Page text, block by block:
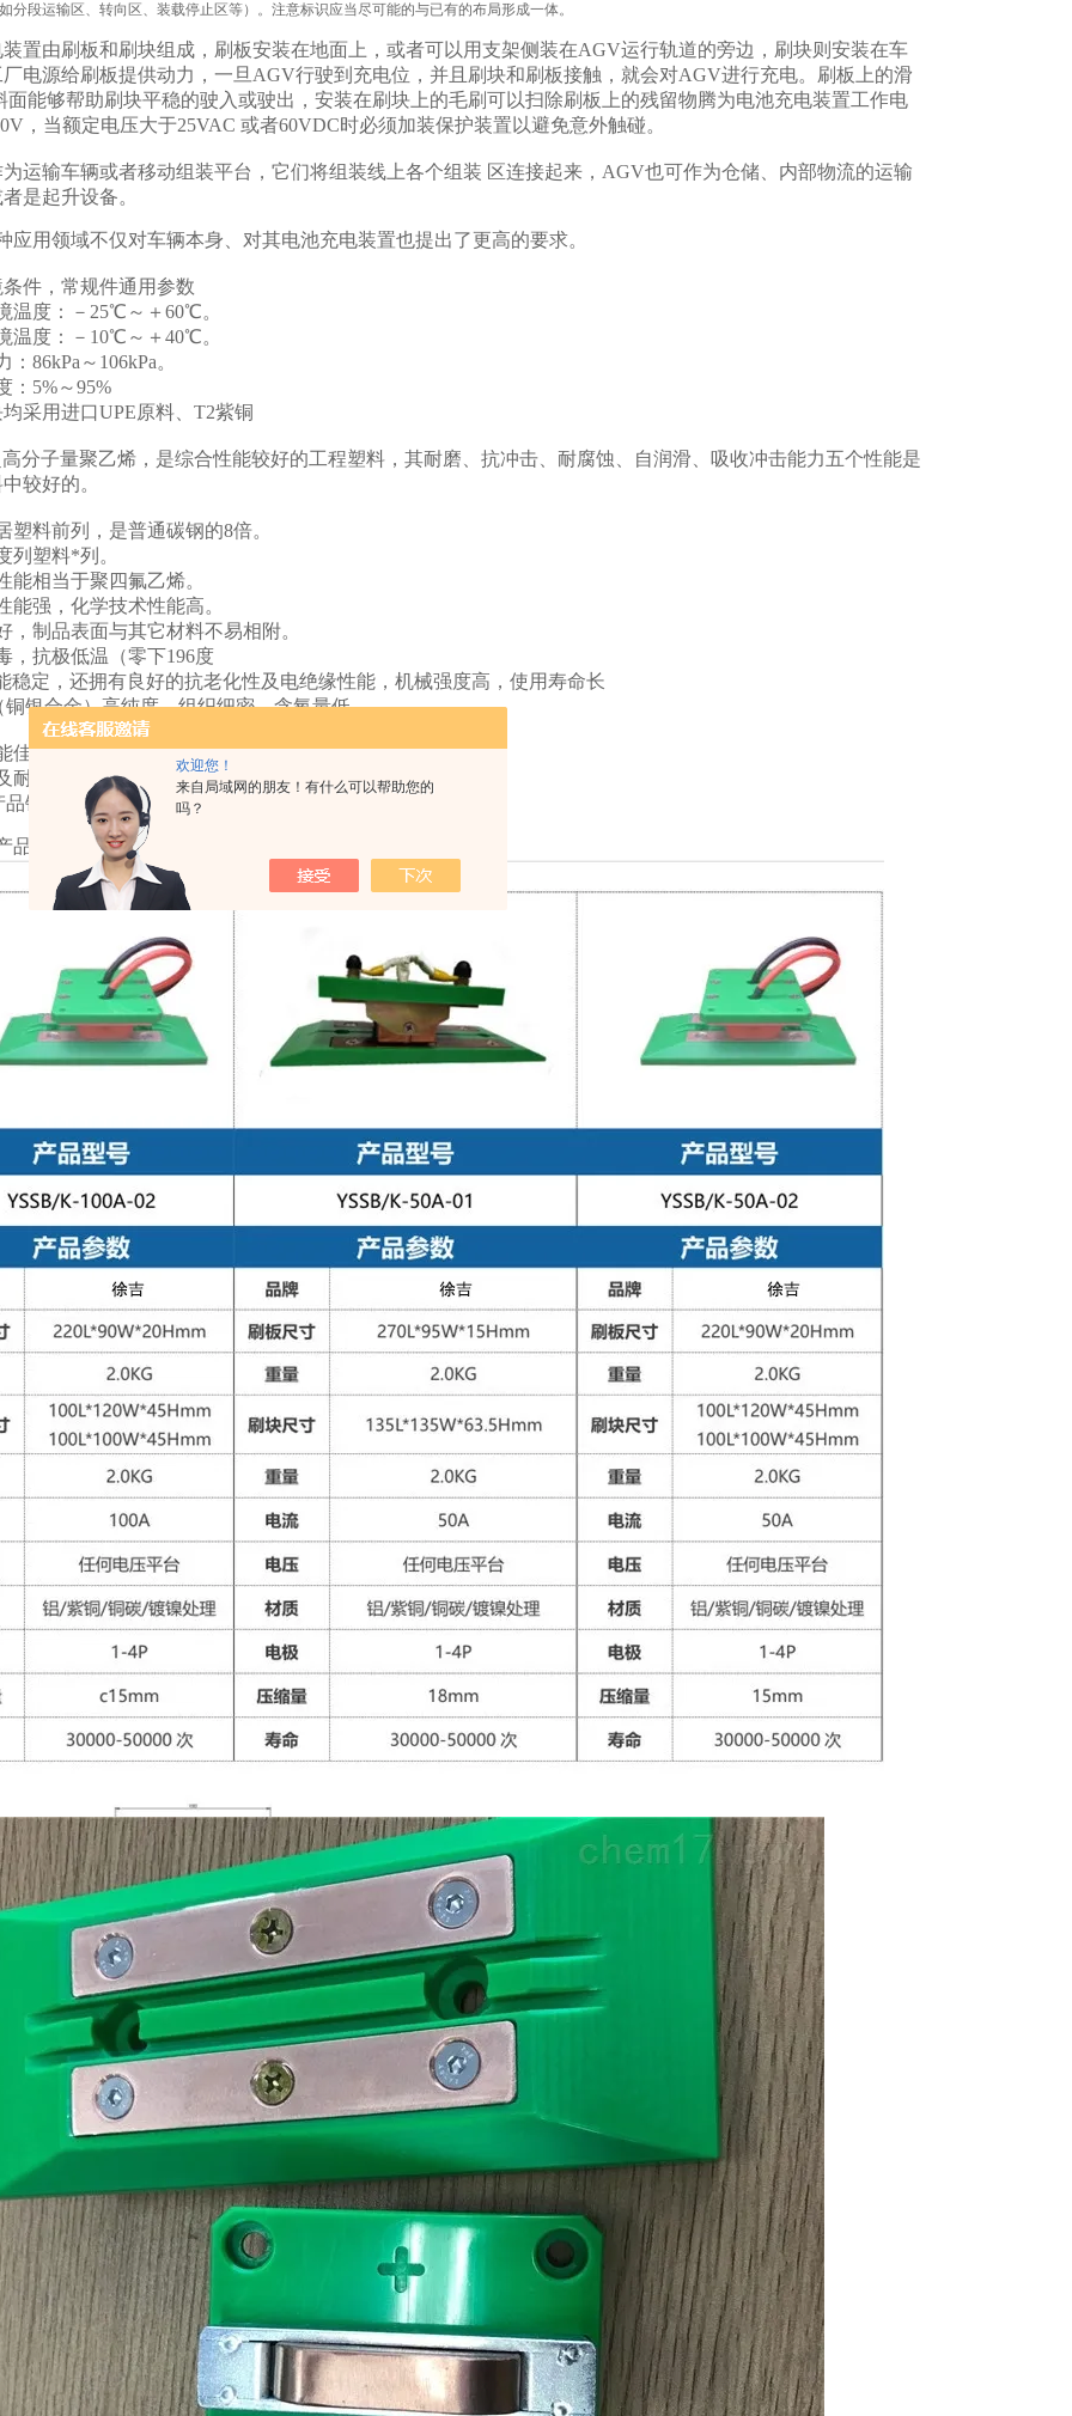
欢迎您！
来自局域网的朋友！有什么可以帮助您的
吗？
分段运输区、转向区、装载停止区等）。注意标识应当尽可能的与已有的布局形成一体。
置由刷板和刷块组成，刷板安装在地面上，或者可以用支架侧装在AGV运行轨道的旁边，刷块则安装在车
电源给刷板提供动力，一旦AGV行驶到充电位，并且刷块和刷板接触，就会对AGV进行充电。刷板上的滑
面能够帮助刷块平稳的驶入或驶出，安装在刷块上的毛刷可以扫除刷板上的残留物腾为电池充电装置工作电
，当额定电压大于25VAC 或者60VDC时必须加装保护装置以避免意外触碰。
运输车辆或者移动组装平台，它们将组装线上各个组装 区连接起来，AGV也可作为仓储、内部物流的运输
是起升设备。
应用领域不仅对车辆本身、对其电池充电装置也提出了更高的要求。
件，常规件通用参数
温度：－25℃～＋60℃。
温度：－10℃～＋40℃。
86kPa～106kPa。
：5%～95%
采用进口UPE原料、T2紫铜
分子量聚乙烯，是综合性能较好的工程塑料，其耐磨、抗冲击、耐腐蚀、自润滑、吸收冲击能力五个性能是
较好的。
料前列，是普通碳钢的8倍。
塑料*列。
相当于聚四氟乙烯。
强，化学技术性能高。
制品表面与其它材料不易相附。
，抗极低温（零下196度
稳定，还拥有良好的抗老化性及电绝缘性能，机械强度高，使用寿命长
铜银合金）高纯度，组织细密，含氧量低
佳，具有良好的热电道性。
候性。
铜件表面均做防氧化处理
可以根据客户要求或图纸进行定制！